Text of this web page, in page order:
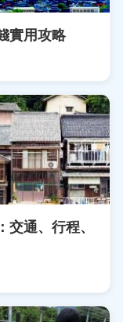
實用攻略
通、行程、